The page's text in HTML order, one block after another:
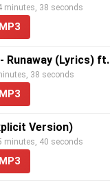
minutes, 38 seconds
Runaway (Lyrics)
38 seconds
Version)
minutes, 40 seconds